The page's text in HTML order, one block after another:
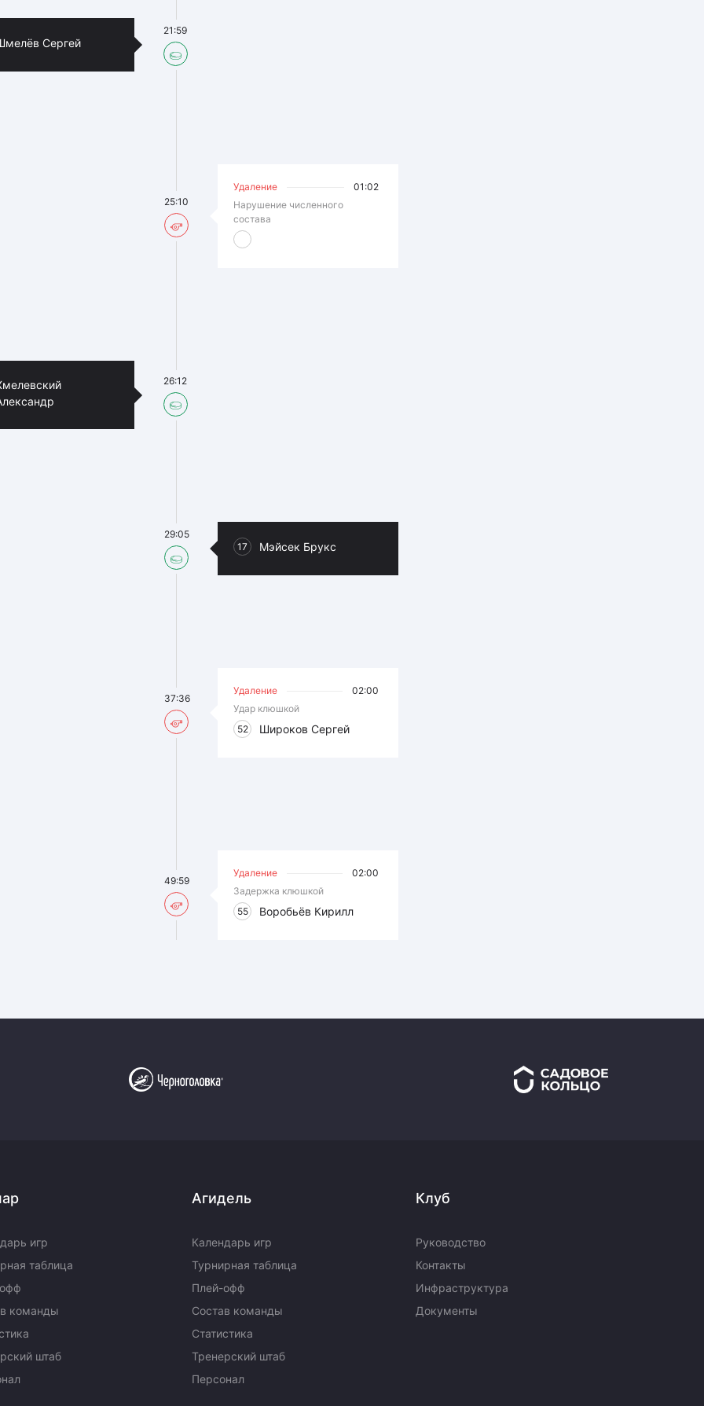
Сергей
21:59
Удаление
01:02
Нарушение численного
состава
25:10
26:12
17 Мэйсек Брукс
29:05
Удаление
02:00
Удар клюшкой
52
Широков Сергей
37:36
Удаление
02:00
Задержка клюшкой
55
Воробьёв Кирилл
49:59
игр
таблица
команды
штаб
Агидель
Календарь игр
Турнирная таблица
Плей-офф
Состав команды
Статистика
Тренерский штаб
Персонал
Клуб
Руководство
Контакты
Инфраструктура
Документы